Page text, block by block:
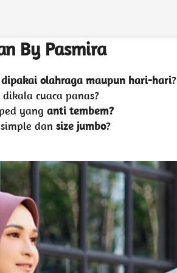
By Pasmira
dipakai olahraga maupun hari-hari?
dikala cuaca panas?
yang anti tembem?
dan size jumbo?